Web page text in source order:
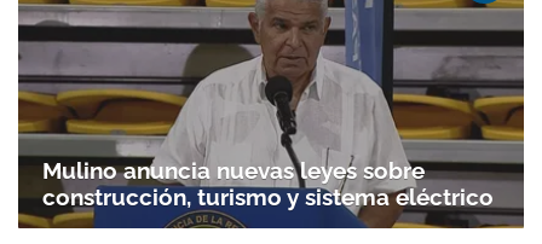
Mulino anuncia nuevas leyes sobre
construcción, turismo y sistema eléctrico